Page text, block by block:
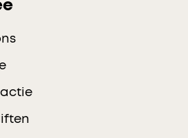
actie